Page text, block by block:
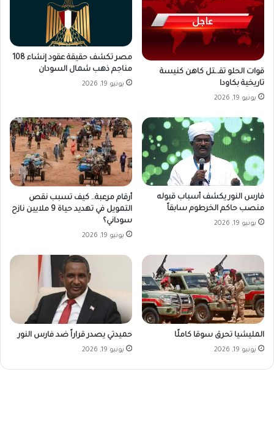
قوات الحلو تقـ.ـتل كاهن كنيسة
تاريخية بكاودا
يونيو 19, 2026
مصر تكشف حقيقة عقود إنشاء 108
مناجم ذهب شمال السودان
يونيو 19, 2026
فارس النور يكشف أسباب قبوله
منصب حاكم الخرطوم سابقاً
يونيو 19, 2026
أرقام مرعبة.. كيف تسبب نقص
التمويل في تهديد حياة 9 ملايين نازح
سوداني؟
يونيو 19, 2026
المليشيا تحرق سوقا كاملًا
يونيو 19, 2026
حميدتي يصدر قراراً ضد فارس النور
يونيو 19, 2026